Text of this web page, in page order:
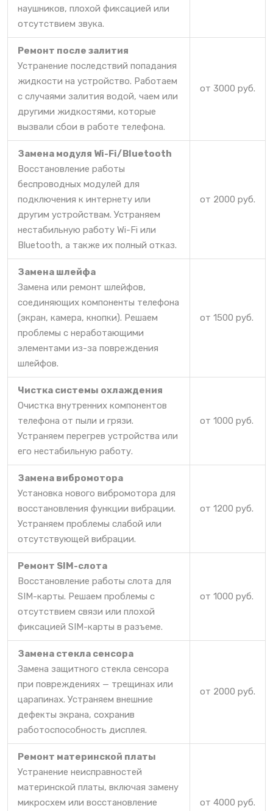
наушников, плохой фиксацией или
отсутствием звука.
Ремонт после залития
Устранение последствий попадания
жидкости на устройство. Работаем
с случаями залития водой, чаем или
другими жидкостями, которые
вызвали сбои в работе телефона.
от 3000 руб.
Замена модуля Wi-Fi/Bluetooth
Восстановление работы
беспроводных модулей для
подключения к интернету или
другим устройствам. Устраняем
нестабильную работу Wi-Fi или
Bluetooth, а также их полный отказ.
от 2000 руб.
Замена шлейфа
Замена или ремонт шлейфов,
соединяющих компоненты телефона
(экран, камера, кнопки). Решаем
проблемы с неработающими
элементами из-за повреждения
шлейфов.
от 1500 руб.
Чистка системы охлаждения
Очистка внутренних компонентов
телефона от пыли и грязи.
Устраняем перегрев устройства или
его нестабильную работу.
от 1000 руб.
Замена вибромотора
Установка нового вибромотора для
восстановления функции вибрации.
Устраняем проблемы слабой или
отсутствующей вибрации.
от 1200 руб.
Ремонт SIM-слота
Восстановление работы слота для
SIM-карты. Решаем проблемы с
отсутствием связи или плохой
фиксацией SIM-карты в разъеме.
от 1000 руб.
Замена стекла сенсора
Замена защитного стекла сенсора
при повреждениях — трещинах или
царапинах. Устраняем внешние
дефекты экрана, сохранив
работоспособность дисплея.
от 2000 руб.
Ремонт материнской платы
Устранение неисправностей
материнской платы, включая замену
микросхем или восстановление
от 4000 руб.